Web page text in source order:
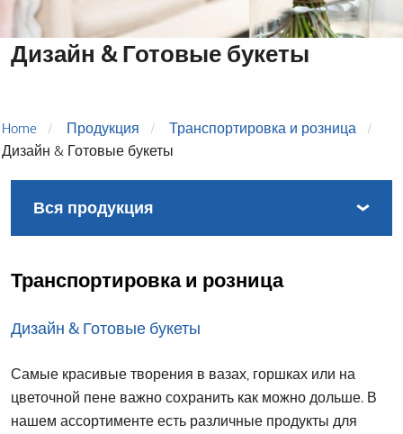
Дизайн & Готовые букеты
Home Продукция
Транспортировка и розница
Дизайн & Готовые букеты
Транспортировка и розница
Дизайн & Готовые букеты
Самые красивые творения в вазах, горшках или на
цветочной пене важно сохранить как можно дольше. В
нашем ассортименте есть различные продукты для